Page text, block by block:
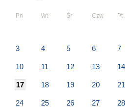
Pn Wt Śr Czw Pt
3 4 5 6 7
10 11 12 13 14
17 18 19 20 21
24 25 26 27 28